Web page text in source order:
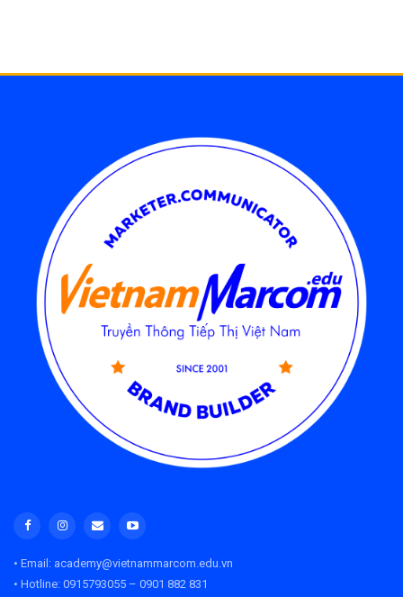
• Email: academy@vietnammarcom.edu.vn
• Hotline: 0915793055 – 0901 882 831